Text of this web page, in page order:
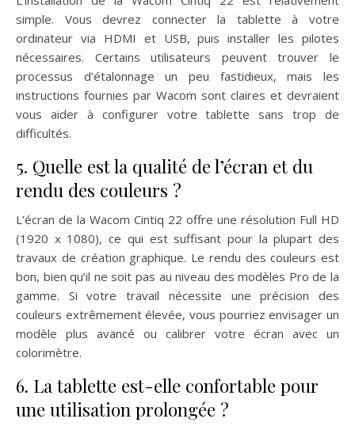
simple. Vous devrez connecter la tablette à votre
ordinateur via HDMI et USB, puis installer les pilotes
nécessaires. Certains utilisateurs peuvent trouver le
processus d’étalonnage un peu fastidieux, mais les
instructions fournies par Wacom sont claires et devraient
vous aider à configurer votre tablette sans trop de
difficultés.
5. Quelle est la qualité de l’écran et du
rendu des couleurs ?
L’écran de la Wacom Cintiq 22 offre une résolution Full HD
(1920 x 1080), ce qui est suffisant pour la plupart des
travaux de création graphique. Le rendu des couleurs est
bon, bien qu’il ne soit pas au niveau des modèles Pro de la
gamme. Si votre travail nécessite une précision des
couleurs extrêmement élevée, vous pourriez envisager un
modèle plus avancé ou calibrer votre écran avec un
colorimètre.
6. La tablette est-elle confortable pour
une utilisation prolongée ?